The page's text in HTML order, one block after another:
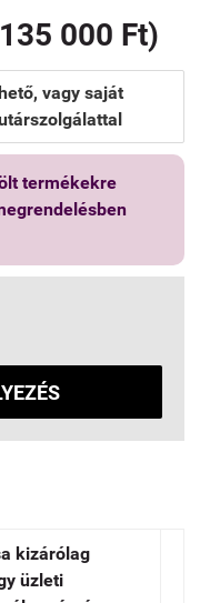
000 Ft)
vagy saját
termékekre
kizárólag
üzleti